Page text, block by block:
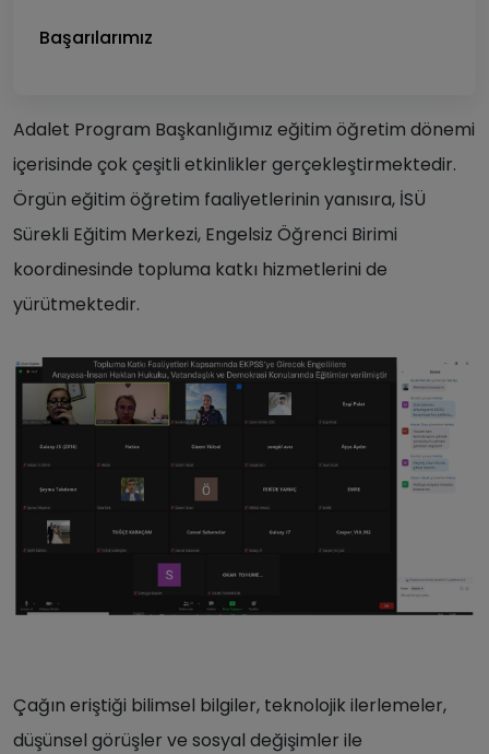
Adalet Program Başkanlığımız eğitim öğretim dönemi
içerisinde çok çeşitli etkinlikler gerçekleştirmektedir.
Örgün eğitim öğretim faaliyetlerinin yanısıra, İSÜ
Sürekli Eğitim Merkezi, Engelsiz Öğrenci Birimi
koordinesinde topluma katkı hizmetlerini de
yürütmektedir.
Çağın eriştiği bilimsel bilgiler, teknolojik ilerlemeler,
düşünsel görüşler ve sosyal değişimler ile
Başarılarımız